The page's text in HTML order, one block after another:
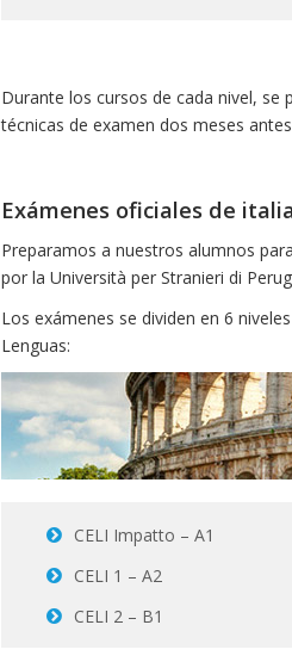
Durante los cursos de cada nivel,
técnicas de examen dos meses
Exámenes oficiales de
Preparamos a nuestros alumnos
por la Università per Stranieri di
Los exámenes se dividen en 6
Lenguas:
CELI Impatto – A1
CELI 1 – A2
CELI 2 – B1